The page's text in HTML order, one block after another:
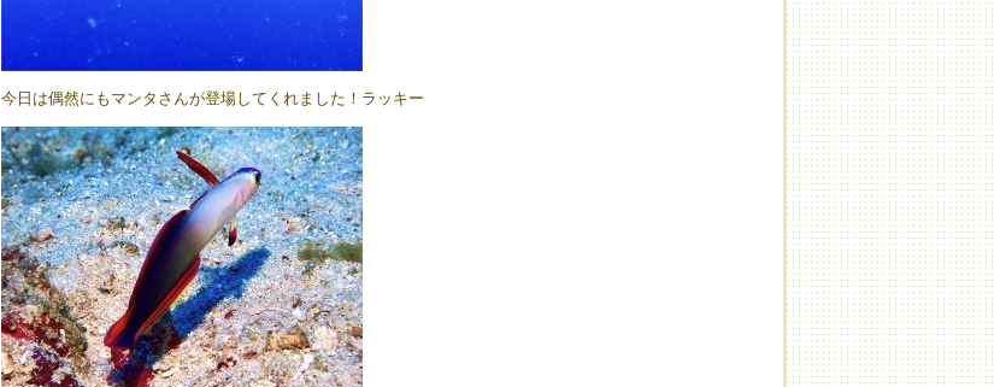
今日は偶然にもマンタさんが登場してくれました！ラッキー